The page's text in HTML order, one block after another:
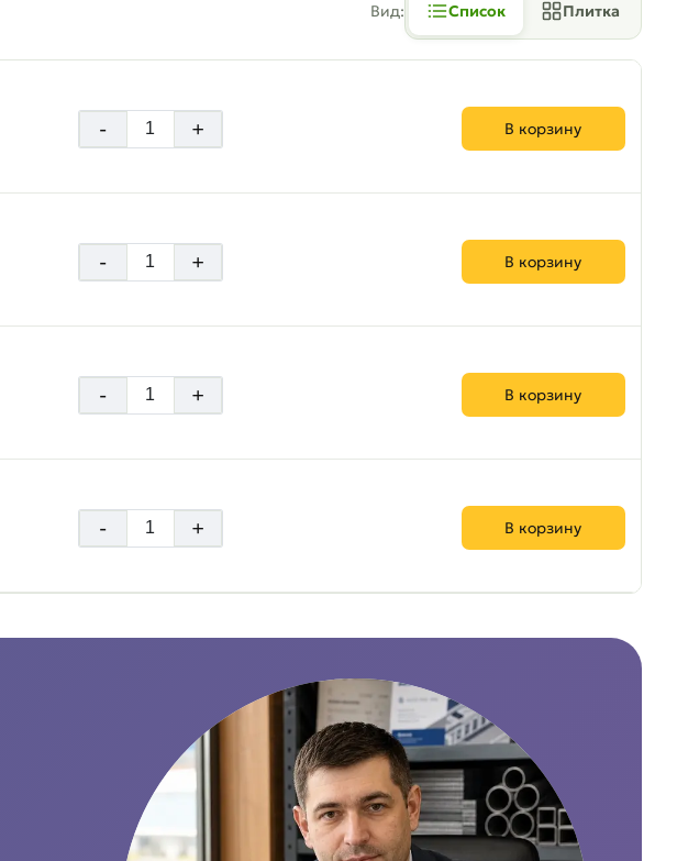
Вид: Список Плитка
- + В корзину
- + В корзину
- + В корзину
- + В корзину